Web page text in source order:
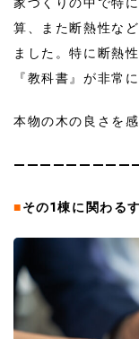
算、また断熱性な
ました。特に断熱
『教科書』が非常
本物の木の良さを
■その1棟に関わる